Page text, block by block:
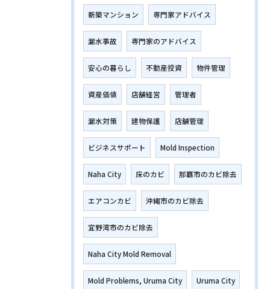
新築マンション 専門家アドバイス
漏水事故 専門家のアドバイス
安心の暮らし 不動産投資 物件管理
資産価値 店舗経営 管理者
漏水対策 建物保護 店舗管理
ビジネスサポート Mold Inspection
Naha City 床のカビ 那覇市のカビ除去
エアコンカビ 沖縄市のカビ除去
宜野湾市のカビ除去
Naha City Mold Removal
Mold Problems, Uruma City Uruma City